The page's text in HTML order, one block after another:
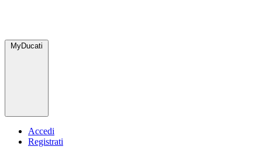
MyDucati
Accedi
Registrati